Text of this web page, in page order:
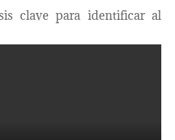
clave para identificar al